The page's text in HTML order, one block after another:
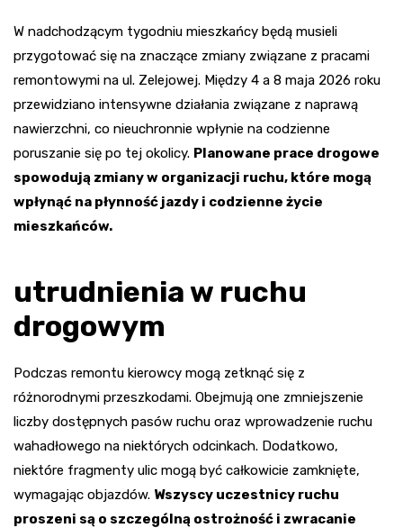
W nadchodzącym tygodniu mieszkańcy będą musieli
przygotować się na znaczące zmiany związane z pracami
remontowymi na ul. Zelejowej. Między 4 a 8 maja 2026 roku
przewidziano intensywne działania związane z naprawą
nawierzchni, co nieuchronnie wpłynie na codzienne
poruszanie się po tej okolicy. Planowane prace drogowe
spowodują zmiany w organizacji ruchu, które mogą
wpłynąć na płynność jazdy i codzienne życie
mieszkańców.
utrudnienia w ruchu
drogowym
Podczas remontu kierowcy mogą zetknąć się z
różnorodnymi przeszkodami. Obejmują one zmniejszenie
liczby dostępnych pasów ruchu oraz wprowadzenie ruchu
wahadłowego na niektórych odcinkach. Dodatkowo,
niektóre fragmenty ulic mogą być całkowicie zamknięte,
wymagając objazdów. Wszyscy uczestnicy ruchu
proszeni są o szczególną ostrożność i zwracanie